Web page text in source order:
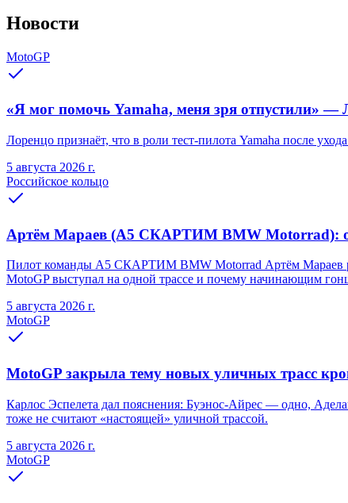
Новости
MotoGP
«Я мог помочь Yamaha, меня зря отпустили» —
Лоренцо признаёт, что в роли тест-пилота Yamaha после
5 августа 2026 г.
Российское кольцо
Артём Мараев (A5 СКАРТИМ BMW Motorrad): о
Пилот команды A5 СКАРТИМ BMW Motorrad Артём Мараев
MotoGP выступал на одной трассе и почему начинающим
5 августа 2026 г.
MotoGP
MotoGP закрыла тему новых уличных трасс
Карлос Эспелета дал пояснения: Буэнос-Айрес — одно,
тоже не считают «настоящей» уличной трассой.
5 августа 2026 г.
MotoGP